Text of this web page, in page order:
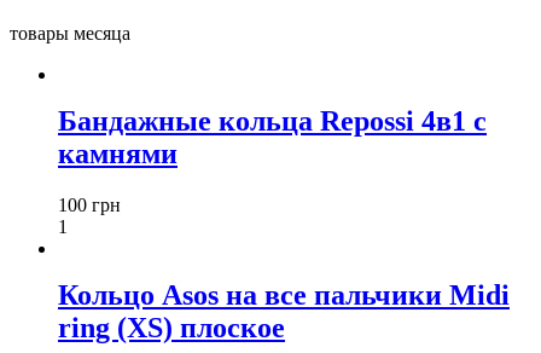
товары месяца
Бандажные кольца Repossi 4в1 с
камнями
100 грн
1
Кольцо Asos на все пальчики Midi
ring (XS) плоское